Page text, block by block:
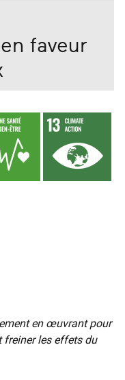
faveur
en œuvrant pour
freiner les effets du